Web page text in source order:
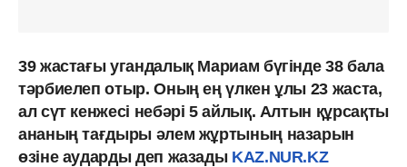
39 жастағы угандалық Мариам бүгінде 38 бала
тәрбиелеп отыр. Оның ең үлкен ұлы 23 жаста,
ал сүт кенжесі небәрі 5 айлық. Алтын құрсақты
ананың тағдыры әлем жұртының назарын
өзіне аударды деп жазады KAZ.NUR.KZ